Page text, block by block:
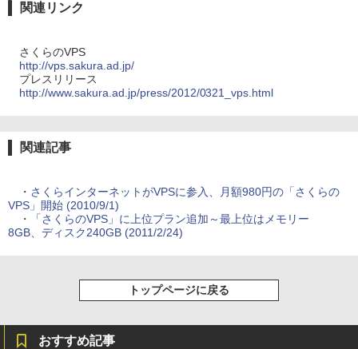
関連リンク
さくらのVPS
http://vps.sakura.ad.jp/
プレスリリース
http://www.sakura.ad.jp/press/2012/0321_vps.html
関連記事
・ さくらインターネットがVPSに参入、月額980円の「さくらの
VPS」開始 (2010/9/1)
・
「さくらのVPS」に上位プラン追加～最上位はメモリー
8GB、ディスク240GB (2011/2/24)
トップページに戻る
おすすめ記事